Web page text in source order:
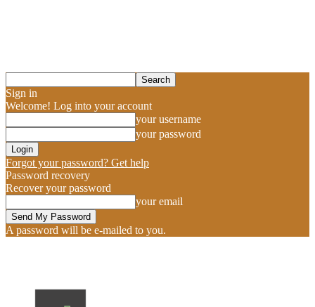
Sign in
Welcome! Log into your account
your username
your password
Forgot your password? Get help
Password recovery
Recover your password
your email
A password will be e-mailed to you.